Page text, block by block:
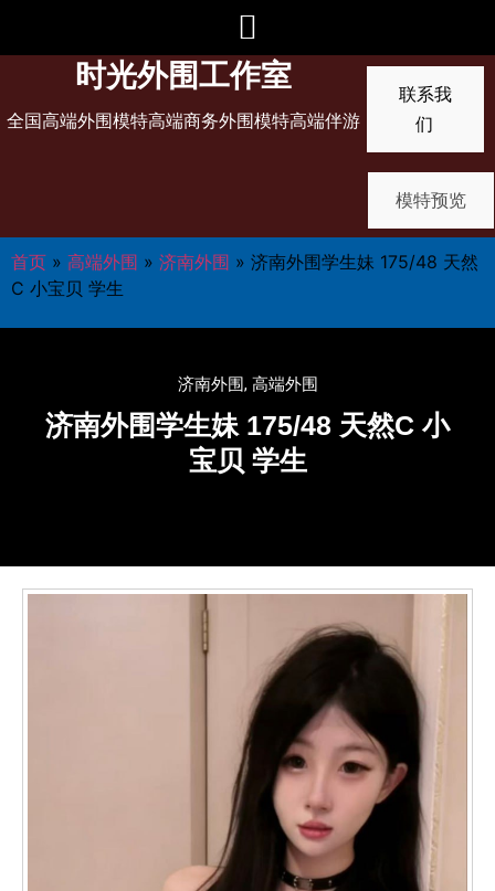
时光外围工作室
全国高端外围模特高端商务外围模特高端伴游
联系我
们
模特预览
首页 » 高端外围 » 济南外围 » 济南外围学生妹 175/48 天然
C 小宝贝 学生
济南外围, 高端外围
济南外围学生妹 175/48 天然C 小
宝贝 学生